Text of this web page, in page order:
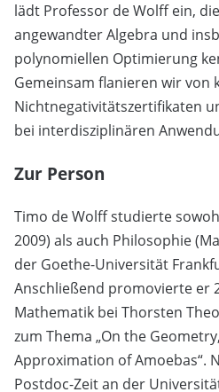
lädt Professor de Wolff ein,
angewandter Algebra und
polynomiellen Optimierung
Gemeinsam flanieren wir von
Nichtnegativitätszertifikaten
bei interdisziplinären
Zur Person
Timo de Wolff studierte
2009) als auch Philosophie
der Goethe-Universität
Anschließend promovierte er
Mathematik bei Thorsten
zum Thema „On the
Approximation of Amoebas“.
Postdoc-Zeit an der